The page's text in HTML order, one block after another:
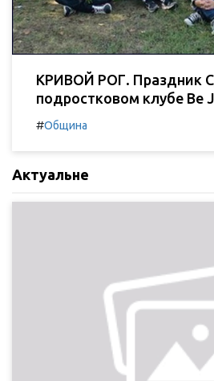
КРИВОЙ РОГ. Праздник
подростковом клубе Be
#Община
Актуальне